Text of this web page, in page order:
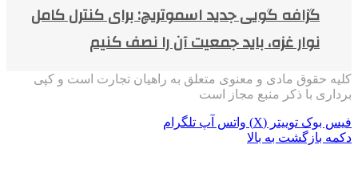
گزافه گویی جدید اسموتریچ: برای کنترل کامل
نوار غزه، باید جمعیت آن را نصف کنیم
کلیه حقوق مادی و معنوی متعلق به راهیان تجارت است و کپی
برداری با ذکر منبع مجاز است
فیس بوک توییتر (X) واتس آپ تلگرام
دکمه بازگشت به بالا